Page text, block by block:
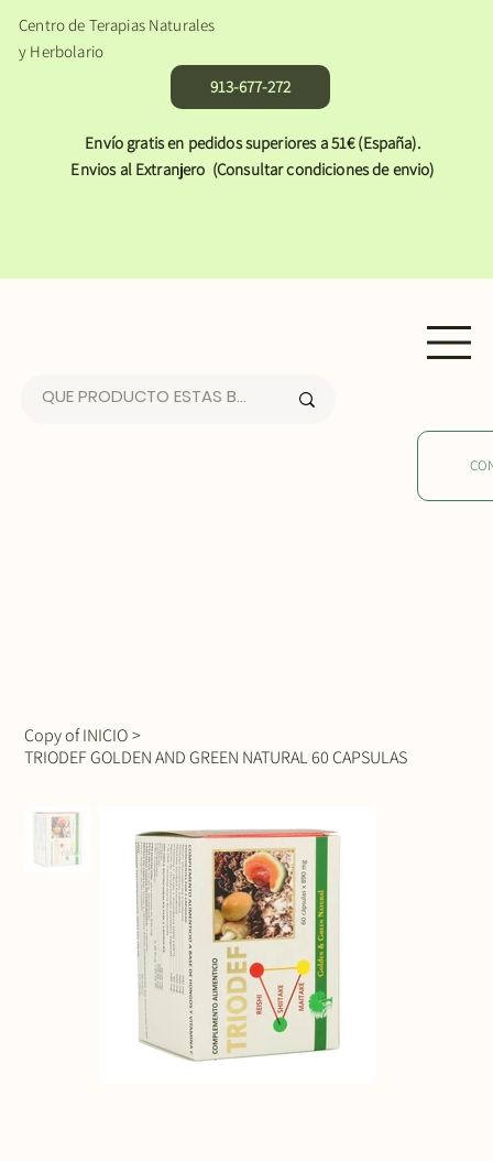
Centro de Terapias Naturales
y Herbolario
913-677-272
Envío gratis en pedidos superiores a 51€ (España).
Envios al Extranjero (Consultar condiciones de envio)
Copy of INICIO >
TRIODEF GOLDEN AND GREEN NATURAL 60 CAPSULAS